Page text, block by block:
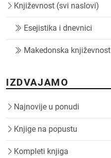
Književnost (svi naslovi)
Esejistika i dnevnici
Makedonska književnost
IZDVAJAMO
Najnovije u ponudi
Knjige na popustu
Kompleti knjiga